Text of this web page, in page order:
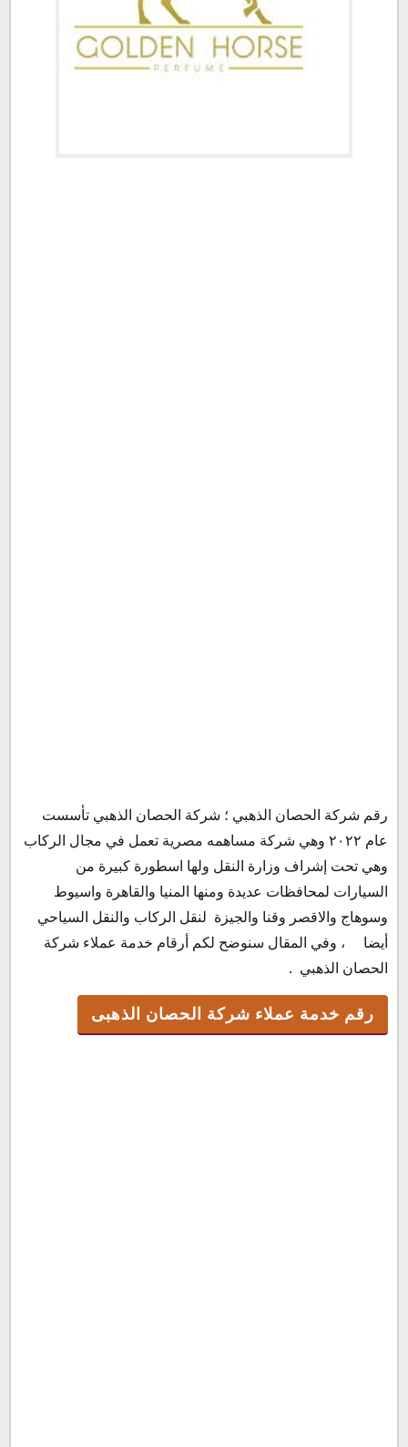
رقم خدمة عملاء شركة الحصان الذهبى
شركة الحصان الذهبي الخط الساخن
حجز الحصان الذهبي
مواعيد الحصان الذهبي
رقم الحصان الذهبى احمد حلمى
رقم شكاوى الحصان الذهبي
حجز تذاكر اتوبيس الحصان الذهبى
إلغاء حجز الحصان الذهبى
رقم شركة الحصان الذهبي ؛ شركة الحصان الذهبي تأسست
عام ٢٠٢٢ وهي شركة مساهمه مصرية تعمل في مجال الركاب
وهي تحت إشراف وزارة النقل ولها اسطورة كبيرة من
السيارات لمحافظات عديدة ومنها المنيا والقاهرة واسيوط
وسوهاج والاقصر وقنا والجيزة لنقل الركاب والنقل السياحي
أيضا ، وفي المقال سنوضح لكم أرقام خدمة عملاء شركة
الحصان الذهبي .
رقم خدمة عملاء شركة الحصان الذهبى